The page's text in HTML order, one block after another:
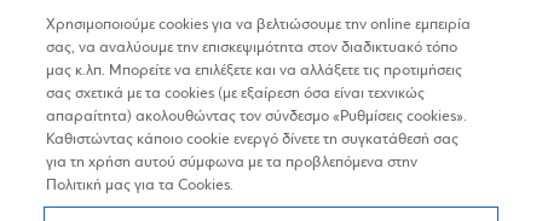
Copyright © 2026
Όροι Χρήσης
Προσωπικά Δεδομένα στον Διαδικτυακό Τόπο
Χρησιμοποιούμε cookies για να βελτιώσουμε την online εμπειρία
σας, να αναλύουμε την επισκεψιμότητα στον διαδικτυακό τόπο
μας κ.λπ. Μπορείτε να επιλέξετε και να αλλάξετε τις προτιμήσεις
σας σχετικά με τα cookies (με εξαίρεση όσα είναι τεχνικώς
απαραίτητα) ακολουθώντας τον σύνδεσμο «Ρυθμίσεις cookies».
Καθιστώντας κάποιο cookie ενεργό δίνετε τη συγκατάθεσή σας
για τη χρήση αυτού σύμφωνα με τα προβλεπόμενα στην
Πολιτική μας για τα Cookies.